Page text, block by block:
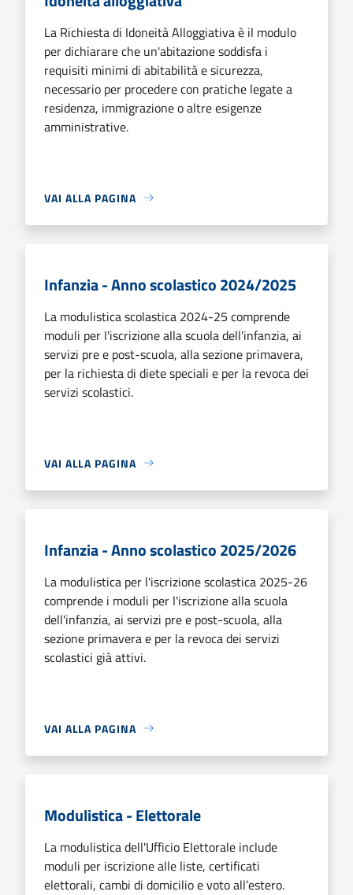
La Richiesta di Idoneità Alloggiativa è il modulo
per dichiarare che un'abitazione soddisfa i
requisiti minimi di abitabilità e sicurezza,
necessario per procedere con pratiche legate a
residenza, immigrazione o altre esigenze
amministrative.
VAI ALLA PAGINA
Infanzia - Anno scolastico 2024/2025
La modulistica scolastica 2024-25 comprende
moduli per l'iscrizione alla scuola dell'infanzia, ai
servizi pre e post-scuola, alla sezione primavera,
per la richiesta di diete speciali e per la revoca dei
servizi scolastici.
VAI ALLA PAGINA
Infanzia - Anno scolastico 2025/2026
La modulistica per l'iscrizione scolastica 2025-26
comprende i moduli per l'iscrizione alla scuola
dell'infanzia, ai servizi pre e post-scuola, alla
sezione primavera e per la revoca dei servizi
scolastici già attivi.
VAI ALLA PAGINA
Modulistica - Elettorale
La modulistica dell'Ufficio Elettorale include
moduli per iscrizione alle liste, certificati
elettorali, cambi di domicilio e voto all’estero.